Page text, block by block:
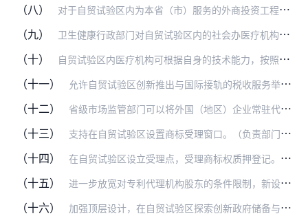
（八） 对于自贸试验区内为本省（市）服务的外商投资工程设计（工程勘察除外）企业，取消首次申请资质时对投资者的工程设计业绩要求。（负责部门：住房城乡建设部）
（九） 卫生健康行政部门对自贸试验区内的社会办医疗机构配置乙类大型医用设备实行告知承诺制。（负责部门：卫生健康委）
（十） 自贸试验区内医疗机构可根据自身的技术能力，按照有关规定开展干细胞临床前沿医疗技术研究项目。（负责部门：卫生健康委）
（十一） 允许自贸试验区创新推出与国际接轨的税收服务举措。（负责部门：税务总局）
（十二） 省级市场监管部门可以将外国（地区）企业常驻代表机构登记注册初审权限下放至自贸试验区有外资登记管理权限的市场监管部门。（负责部门：市场监管总局）
（十三） 支持在自贸试验区设置商标受理窗口。（负责部门：知识产权局）
（十四） 在自贸试验区设立受理点，受理商标权质押登记。（负责部门：知识产权局）
（十五） 进一步放宽对专利代理机构股东的条件限制，新设立有限责任制专利代理机构的，允许不超过五分之一不具有专利代理人资格、年满18周岁、能够在专利代理机构专职工作的中国公…
（十六） 加强顶层设计，在自贸试验区探索创新政府储备与企业储备相结合的石油储备模式。（负责部门：发展改革委、粮食和储备局，适用范围：浙江自贸试验区）